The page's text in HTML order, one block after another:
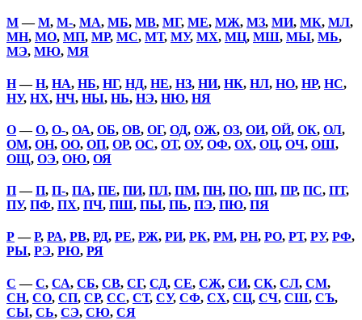
М—М, М-, МА, МБ, МВ, МГ, МЕ, МЖ, МЗ, МИ, МК, МЛ,
МН, МО, МП, МР, МС, МТ, МУ, МХ, МЦ, МШ, МЫ, МЬ,
МЭ, МЮ, МЯ
Н—Н, НА, НБ, НГ, НД, НЕ, НЗ, НИ, НК, НЛ, НО, НР, НС,
НУ, НХ, НЧ, НЫ, НЬ, НЭ, НЮ, НЯ
О—О, О-, ОА, ОБ, ОВ, ОГ, ОД, ОЖ, ОЗ, ОИ, ОЙ, ОК, ОЛ,
ОМ, ОН, ОО, ОП, ОР, ОС, ОТ, ОУ, ОФ, ОХ, ОЦ, ОЧ, ОШ,
ОЩ, ОЭ, ОЮ, ОЯ
П—П, П-, ПА, ПЕ, ПИ, ПЛ, ПМ, ПН, ПО, ПП, ПР, ПС, ПТ,
ПУ, ПФ, ПХ, ПЧ, ПШ, ПЫ, ПЬ, ПЭ, ПЮ, ПЯ
Р—Р, РА, РВ, РД, РЕ, РЖ, РИ, РК, РМ, РН, РО, РТ, РУ, РФ,
РЫ, РЭ, РЮ, РЯ
С —С, СА, СБ, СВ, СГ, СД, СЕ, СЖ, СИ, СК, СЛ, СМ,
СН, СО, СП, СР, СС, СТ, СУ, СФ, СХ, СЦ, СЧ, СШ, СЪ,
СЫ, СЬ, СЭ, СЮ, СЯ